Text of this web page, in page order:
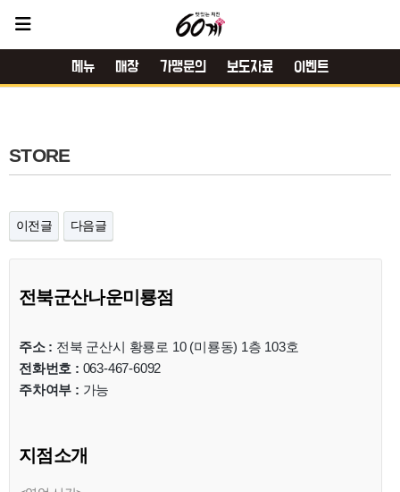
메뉴 매장 가맹문의 보도자료 이벤트
STORE
이전글 다음글
전북군산나운미룡점
주소 : 전북 군산시 황룡로 10 (미룡동) 1층 103호
전화번호 : 063-467-6092
주차여부 : 가능
지점소개